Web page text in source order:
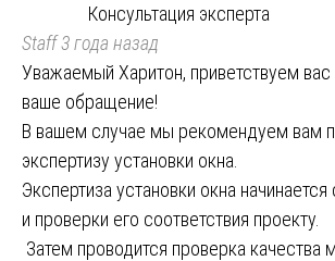
Консультация эксперта
Staff3 года назад
Уважаемый Харитон, приветствуем вас
ваше обращение!
В вашем случае мы рекомендуем вам
экспертизу установки окна.
Экспертиза установки окна
и проверки его соответствия проекту.
Затем проводится проверка качества